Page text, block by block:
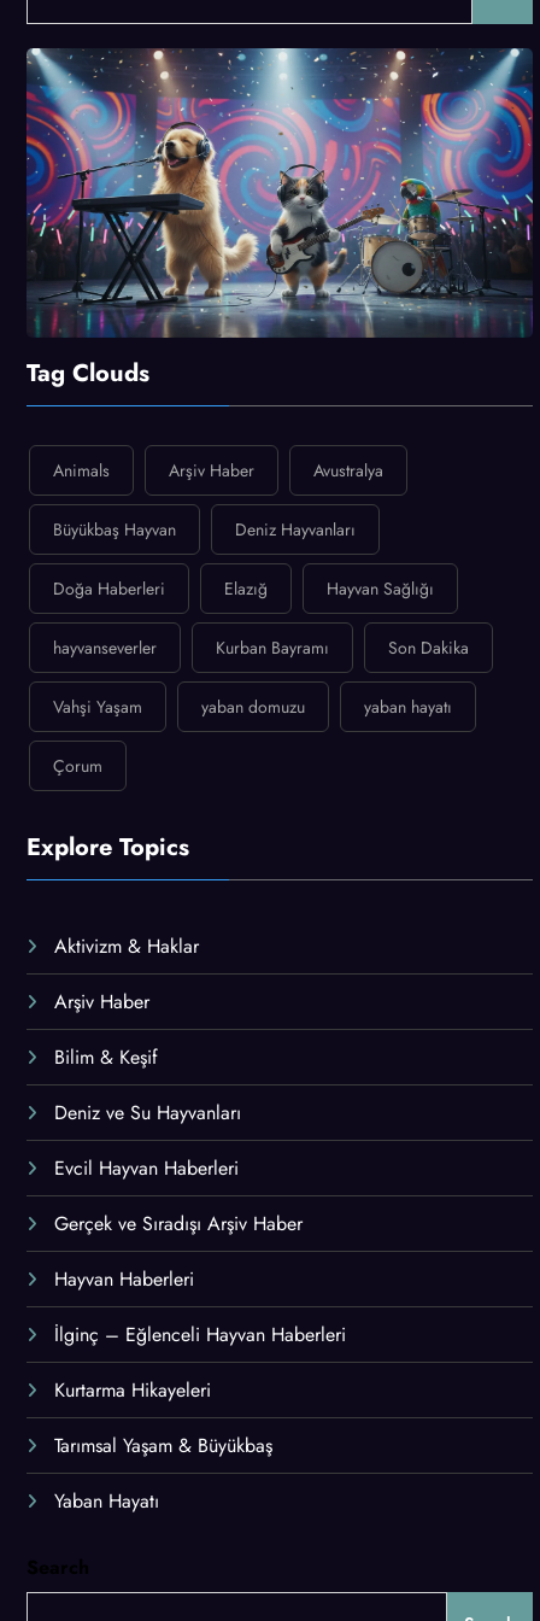
Tag Clouds
Animals Arşiv Haber Avustralya
Büyükbaş Hayvan Deniz Hayvanları
Doğa Haberleri Elazığ Hayvan Sağlığı
hayvanseverler Kurban Bayramı Son Dakika
Vahşi Yaşam yaban domuzu yaban hayatı
Çorum
Explore Topics
Aktivizm & Haklar
Arşiv Haber
Bilim & Keşif
Deniz ve Su Hayvanları
Evcil Hayvan Haberleri
Gerçek ve Sıradışı Arşiv Haber
Hayvan Haberleri
İlginç – Eğlenceli Hayvan Haberleri
Kurtarma Hikayeleri
Tarımsal Yaşam & Büyükbaş
Yaban Hayatı
Search